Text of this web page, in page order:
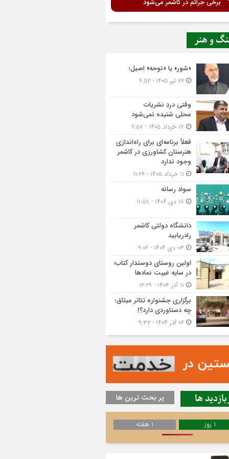
و هنر
«شور» یا «نوحه» اصیل؛
وقتی دردِ نشریات
محلی شنیده نمی‌شود
فعلاً برنامه‌ای برای راه‌اندازی
هنرستان کشاورزی در کاشمر
وجود ندارد
سواد رسانه
دانشگاه دولتی کاشمر‌
رادریابید
اولین روستای دوستدار کتاب؛
در سایه غیبت نمادها
برگزاری جشنواره تئاتر میثاق؛
چه دستاوردی دارد؟!
ها پر بحث ترین ها
1 روز 1 هفته